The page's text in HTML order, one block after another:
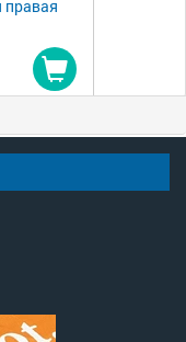
правая
Купить